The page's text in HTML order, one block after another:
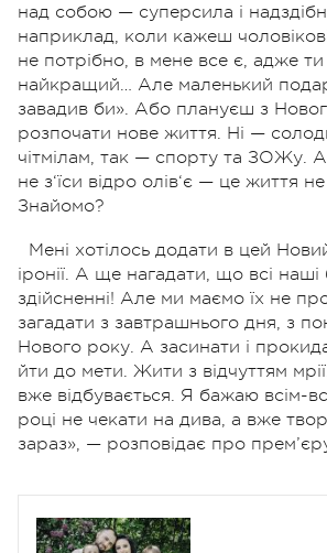
над собою — суперсила і
наприклад, коли кажеш
не потрібно, в мене все є, адже
найкращий… Але маленький
завадив би». Або плануєш з
розпочати нове життя. Ні —
чітмілам, так — спорту та ЗОЖу.
не з‘їси відро олів‘є — це життя
Знайомо?
Мені хотілось додати в цей
іронії. А ще нагадати, що всі наші
здійсненні! Але ми маємо їх не
загадати з завтрашнього дня, з
Нового року. А засинати і
йти до мети. Жити з відчуттям
вже відбувається. Я бажаю всім-
році не чекати на дива, а вже
зараз», — розповідає про